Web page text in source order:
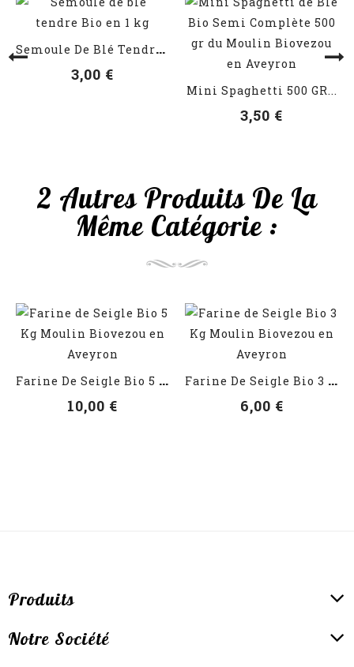
VOIR LES DÉTAILS S
Emoule De Blé Tendre Bio 1 Kg
3,00 €
VOIR LES DÉTAILS
Mini Spaghetti 500 GR...
3,50 €
2 Autres Produits De La
Même Catégorie :
VOIR LES DÉTAILS F
Arine De Seigle Bio 5 Kg
10,00 €
VOIR LES DÉTAILS F
Arine De Seigle Bio 3 Kg
6,00 €
Produits
Notre Société